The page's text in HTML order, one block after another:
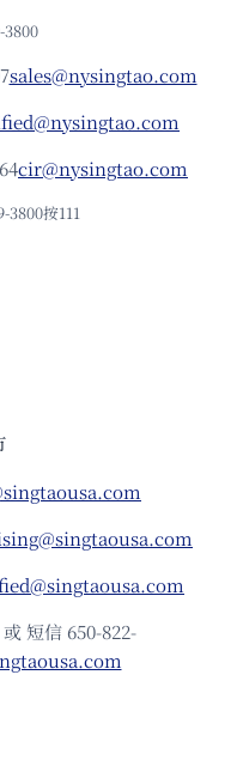
3800
sales@nysingtao.com
cir@nysingtao.com
3800按111
短信 650-822-